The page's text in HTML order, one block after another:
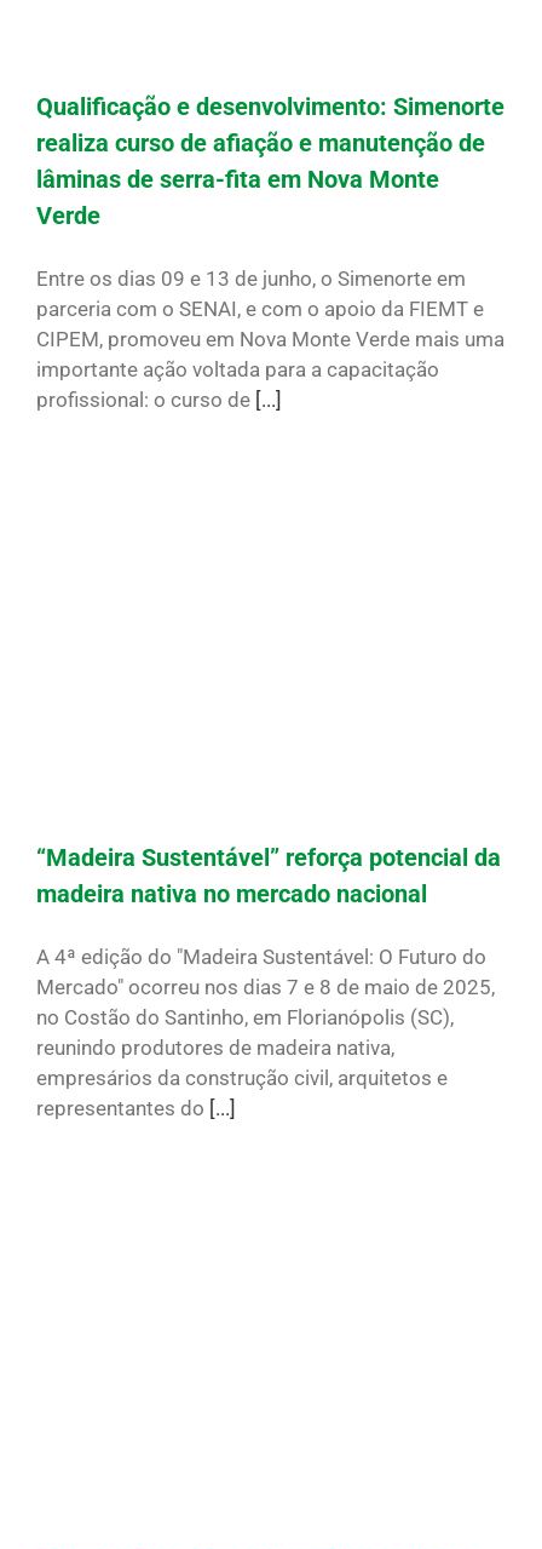
Qualificação e desenvolvimento: Simenorte
realiza curso de afiação e manutenção de
lâminas de serra-fita em Nova Monte
Verde
Entre os dias 09 e 13 de junho, o Simenorte em
parceria com o SENAI, e com o apoio da FIEMT e
CIPEM, promoveu em Nova Monte Verde mais uma
importante ação voltada para a capacitação
profissional: o curso de [...]
“Madeira Sustentável” reforça potencial da
madeira nativa no mercado nacional
A 4ª edição do "Madeira Sustentável: O Futuro do
Mercado" ocorreu nos dias 7 e 8 de maio de 2025,
no Costão do Santinho, em Florianópolis (SC),
reunindo produtores de madeira nativa,
empresários da construção civil, arquitetos e
representantes do [...]